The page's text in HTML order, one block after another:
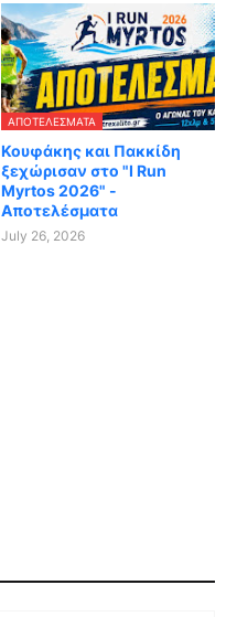
ΑΠΟΤΕΛΈΣΜΑΤΑ
Κουφάκης και Πακκίδη
ξεχώρισαν στο "I Run
Myrtos 2026" -
Αποτελέσματα
July 26, 2026